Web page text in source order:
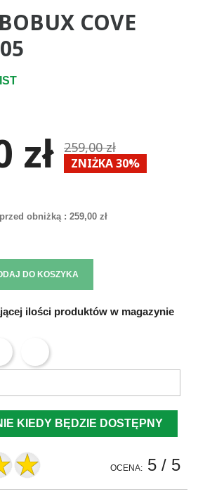
COVE
zł 259,00 zł
ZNIŻKA 30%
obniżką : 259,00 zł
DO KOSZYKA
ilości produktów w magazynie
KIEDY BĘDZIE DOSTĘPNY
OCENA: 5 / 5